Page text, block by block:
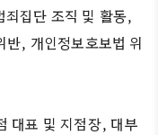
집단 조직 및 활동,
, 개인정보호보법 위
대표 및 지점장, 대부